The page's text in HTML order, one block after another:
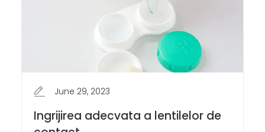
June 29, 2023
Ingrijirea adecvata a lentilelor de